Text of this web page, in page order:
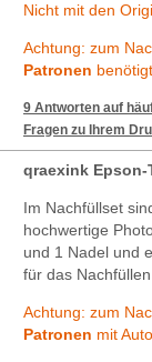
Nicht mit den
Achtung: zum
Patronen
9 Antworten auf
Fragen zu Ihrem
qraexink Epson-
Im Nachfüllset
hochwertige
und 1 Nadel und
für das
Achtung: zum
Patronen mit